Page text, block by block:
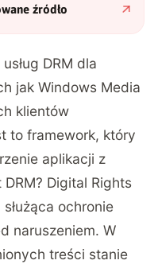
źródło
DRM dla
jak Windows Media
klientów
to framework, który
aplikacji z
Digital Rights
ochronie
naruszeniem. W
treści stanie